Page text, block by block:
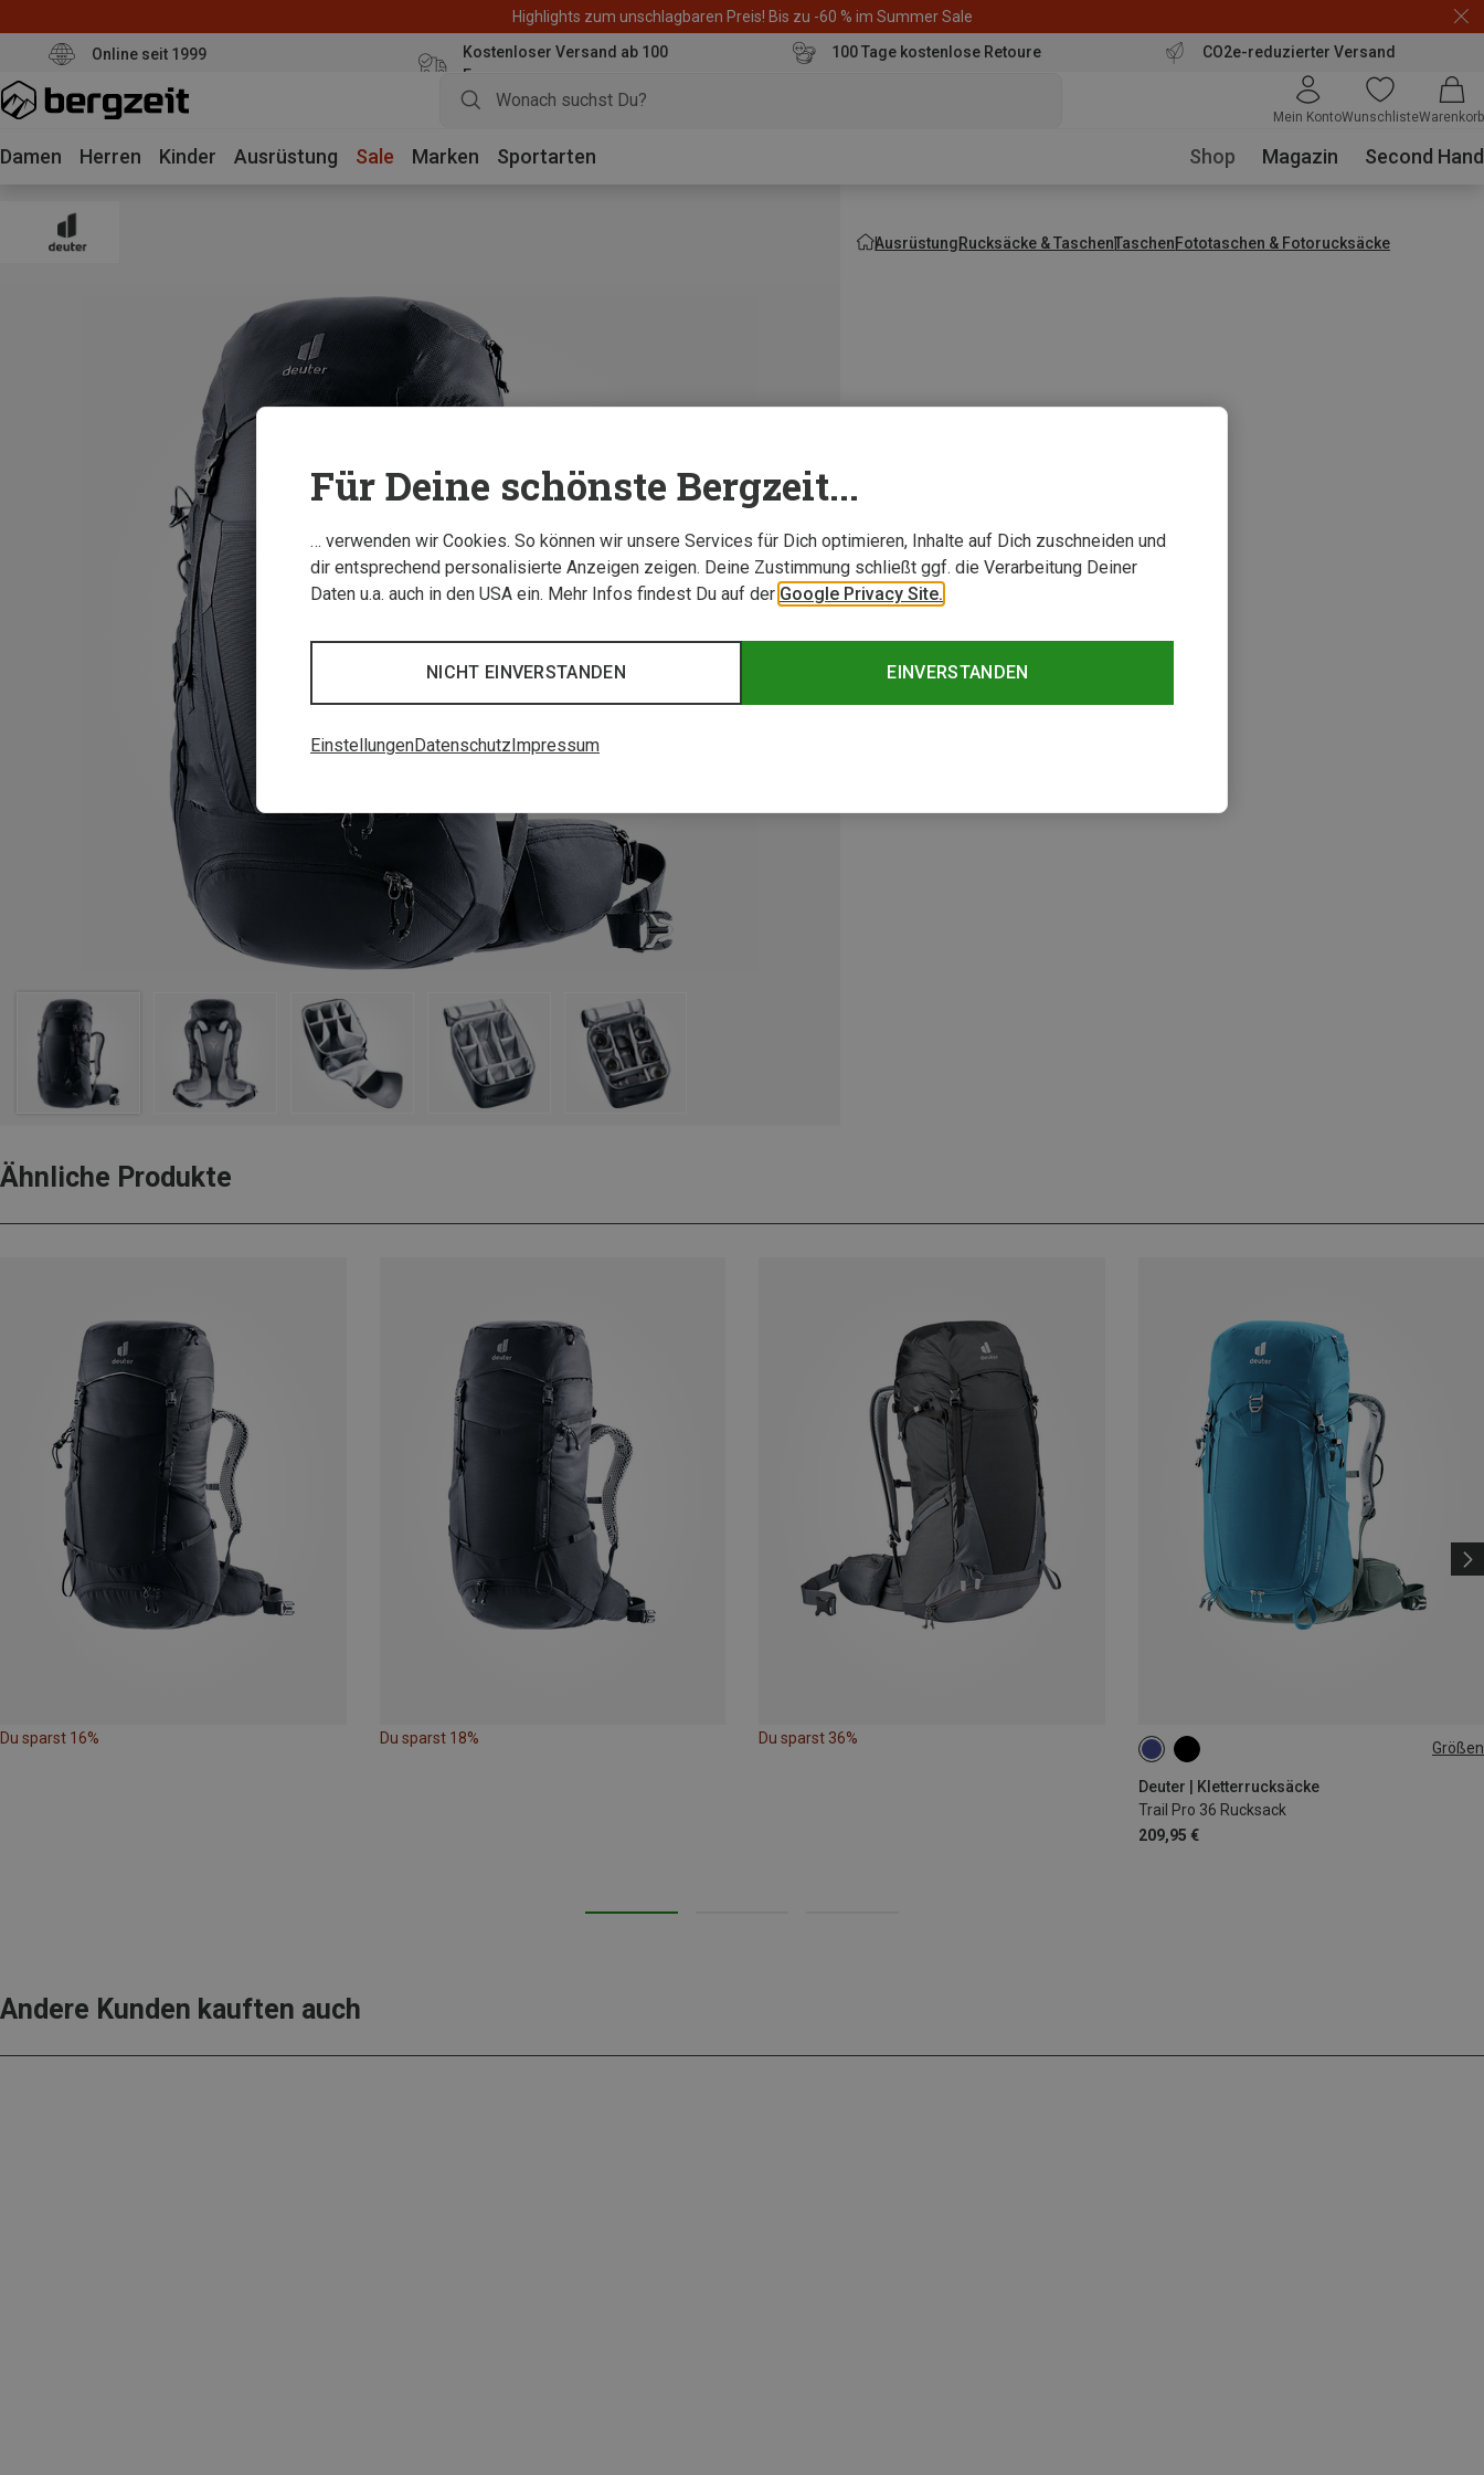
Highlights zum unschlagbaren Preis! Bis zu -60 % im Summer Sale
Online seit 1999
Kostenloser Versand ab 100
Euro
100 Tage kostenlose Retoure CO2e-reduzierter Versand
Mein KontoWunschlisteWarenkorb
Damen Herren Kinder Ausrüstung Sale Marken Sportarten Shop Magazin Second Hand
AusrüstungRucksäcke & TaschenTaschenFototaschen & Fotorucksäcke
Ähnliche Produkte
Du sparst 16% Du sparst 18% Du sparst 36%
Größen
Deuter | Kletterrucksäcke
Trail Pro 36 Rucksack
209,95 €
36L
Andere Kunden kauften auch
Für Deine schönste Bergzeit...
… verwenden wir Cookies. So können wir unsere Services für Dich optimieren, Inhalte auf Dich zuschneiden und
dir entsprechend personalisierte Anzeigen zeigen. Deine Zustimmung schließt ggf. die Verarbeitung Deiner
Daten u.a. auch in den USA ein. Mehr Infos findest Du auf der Google Privacy Site.
EINVERSTANDEN
NICHT EINVERSTANDEN
EinstellungenDatenschutz Impressum